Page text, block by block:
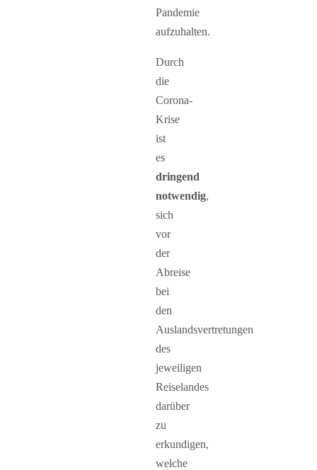
Pandemie
aufzuhalten.
Durch
die
Corona-
Krise
ist
es
dringend
notwendig,
sich
vor
der
Abreise
bei
den
Auslandsvertretungen
des
jeweiligen
Reiselandes
darüber
zu
erkundigen,
welche